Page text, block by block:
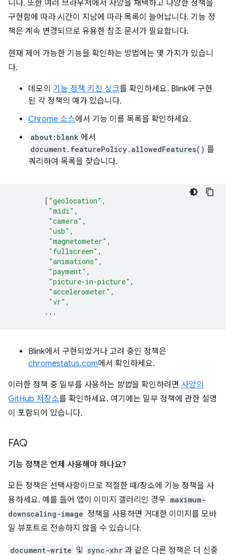
니다. 또한 여러 브라우저에서 사양을 채택하고 다양한 정책을
구현함에 따라 시간이 지남에 따라 목록이 늘어납니다. 기능 정
책은 계속 변경되므로 유용한 참조 문서가 필요합니다.
현재 제어 가능한 기능을 확인하는 방법에는 몇 가지가 있습니
다.
데모의 기능 정책 키친 싱크를 확인하세요. Blink에 구현
된 각 정책의 예가 있습니다.
Chrome 소스에서 기능 이름 목록을 확인하세요.
about:blank 에서
document.featurePolicy.allowedFeatures() 를
쿼리하여 목록을 찾습니다.
[ "geolocation" ,
"midi" ,
"camera" ,
"usb" ,
"magnetometer" ,
"fullscreen" ,
"animations" ,
"payment" ,
"picture-in-picture" ,
"accelerometer" ,
"vr" ,
...
Blink에서 구현되었거나 고려 중인 정책은
chromestatus.com에서 확인하세요.
이러한 정책 중 일부를 사용하는 방법을 확인하려면 사양의
GitHub 저장소를 확인하세요. 여기에는 일부 정책에 관한 설명
이 포함되어 있습니다.
FAQ
기능 정책은 언제 사용해야 하나요?
모든 정책은 선택사항이므로 적절한 때/장소에 기능 정책을 사
용하세요. 예를 들어 앱이 이미지 갤러리인 경우 maximum-
downscaling-image 정책을 사용하면 거대한 이미지를 모바
일 뷰포트로 전송하지 않을 수 있습니다.
document-write 및 sync-xhr 과 같은 다른 정책은 더 신중